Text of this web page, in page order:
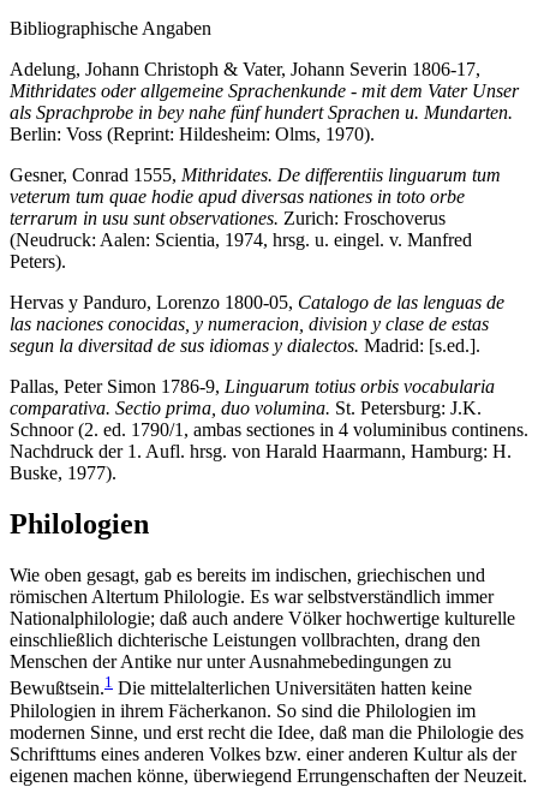
Bibliographische Angaben
Adelung, Johann Christoph & Vater, Johann Severin 1806-17,
Mithridates oder allgemeine Sprachenkunde - mit dem Vater Unser
als Sprachprobe in bey nahe fünf hundert Sprachen u. Mundarten.
Berlin: Voss (Reprint: Hildesheim: Olms, 1970).
Gesner, Conrad 1555, Mithridates. De differentiis linguarum tum
veterum tum quae hodie apud diversas nationes in toto orbe
terrarum in usu sunt observationes. Zurich: Froschoverus
(Neudruck: Aalen: Scientia, 1974, hrsg. u. eingel. v. Manfred
Peters).
Hervas y Panduro, Lorenzo 1800-05, Catalogo de las lenguas de
las naciones conocidas, y numeracion, division y clase de estas
segun la diversitad de sus idiomas y dialectos. Madrid: [s.ed.].
Pallas, Peter Simon 1786-9, Linguarum totius orbis vocabularia
comparativa. Sectio prima, duo volumina. St. Petersburg: J.K.
Schnoor (2. ed. 1790/1, ambas sectiones in 4 voluminibus continens.
Nachdruck der 1. Aufl. hrsg. von Harald Haarmann, Hamburg: H.
Buske, 1977).
Philologien
Wie oben gesagt, gab es bereits im indischen, griechischen und
römischen Altertum Philologie. Es war selbstverständlich immer
Nationalphilologie; daß auch andere Völker hochwertige kulturelle
einschließlich dichterische Leistungen vollbrachten, drang den
Menschen der Antike nur unter Ausnahmebedingungen zu
Bewußtsein.1 Die mittelalterlichen Universitäten hatten keine
Philologien in ihrem Fächerkanon. So sind die Philologien im
modernen Sinne, und erst recht die Idee, daß man die Philologie des
Schrifttums eines anderen Volkes bzw. einer anderen Kultur als der
eigenen machen könne, überwiegend Errungenschaften der Neuzeit.